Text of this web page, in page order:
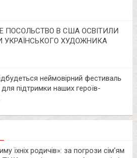
ПОСОЛЬСТВО В США ОСВІТИЛИ
УКРАЇНСЬКОГО ХУДОЖНИКА
неймовірний фестиваль
для підтримки наших героїв-
їхніх родичів»: за погрози сім’ям